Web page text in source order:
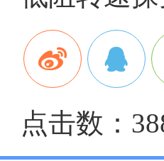
点击数：